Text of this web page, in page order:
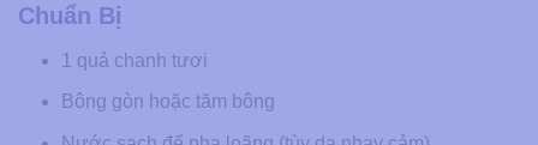
Chuẩn Bị
1 quả chanh tươi
Bông gòn hoặc tăm bông